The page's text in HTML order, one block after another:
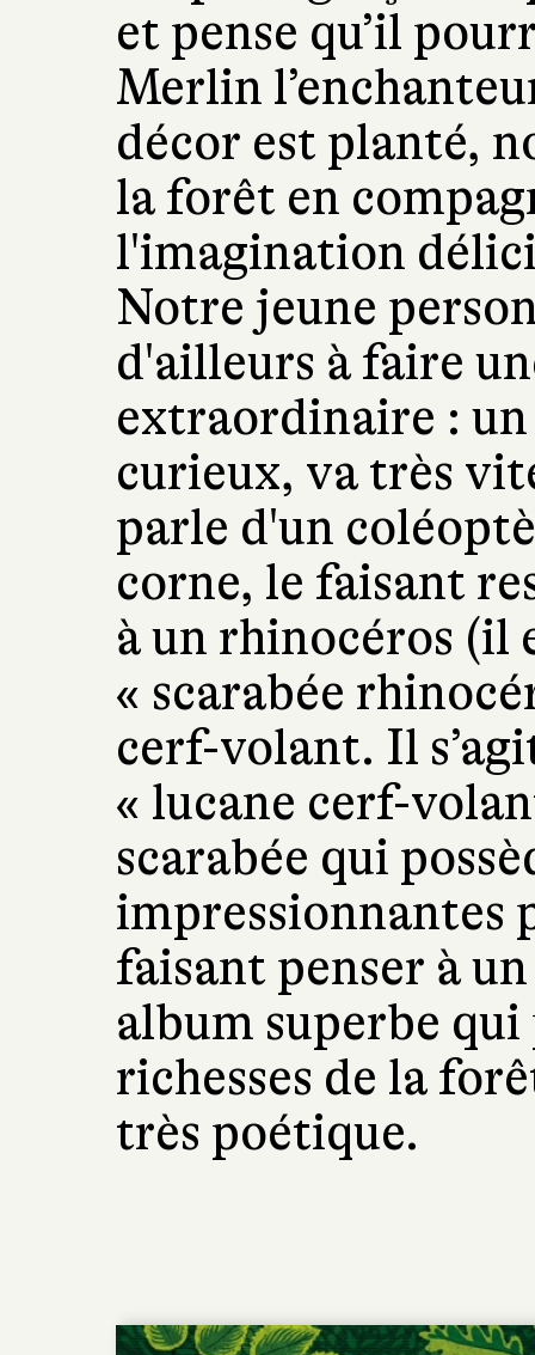
et pense qu’il
Merlin
décor est planté,
la forêt en
l'imagination
Notre jeune
d'ailleurs à faire
extraordinaire :
curieux, va très
parle d'un
corne, le faisant
à un rhinocéros (il
« scarabée
cerf-volant. Il
« lucane cerf-
scarabée qui
impressionnantes
faisant penser à
album superbe
richesses de la
très poétique.